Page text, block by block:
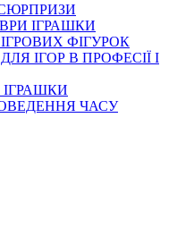
ІГРАШКИ
ФІГУРОК
ІГОР В ПРОФЕСІЇ І
ІГРАШКИ
ЧАСУ